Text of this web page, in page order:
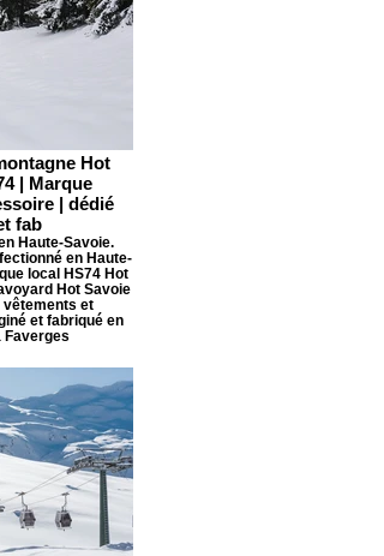
Hot
| Marque
| dédié
fab
Haute-Savoie.
en Haute-
local HS74 Hot
Hot Savoie
vêtements et
et fabriqué en
Faverges